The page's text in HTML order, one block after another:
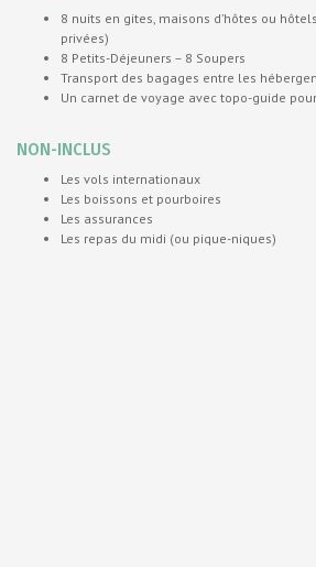
8 nuits en gites, maisons d’hôtes ou
privées)
8 Petits-Déjeuners – 8 Soupers
Transport des bagages entre les
Un carnet de voyage avec topo-guide
NON-INCLUS
Les vols internationaux
Les boissons et pourboires
Les assurances
Les repas du midi (ou pique-niques)